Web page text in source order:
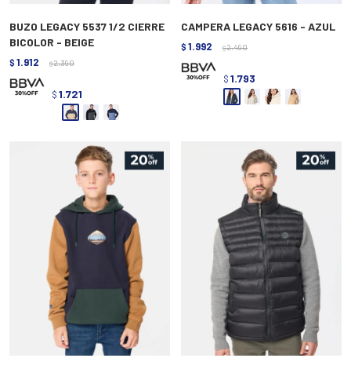
BUZO LEGACY 5537 1/2 CIERRE
BICOLOR - BEIGE
$ 1.912 $ 2.390
$ 1.721
CAMPERA LEGACY 5616 - AZUL
$ 1.992 $ 2.490
$ 1.793